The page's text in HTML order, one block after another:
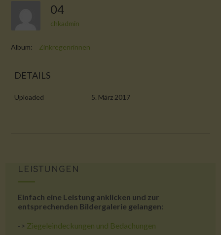
04
chkadmin
Album: Zinkregenrinnen
DETAILS
Uploaded 5. März 2017
LEISTUNGEN
Einfach eine Leistung anklicken und zur
entsprechenden Bildergalerie gelangen:
-> Ziegeleindeckungen und Bedachungen